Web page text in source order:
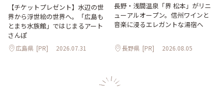
【チケットプレゼント】水辺の世
界から浮世絵の世界へ。「広島も
とまち水族館」ではじまるアート
さんぽ
広島県 [PR] 2026.07.31
長野・浅間温泉「界 松本」がリニ
ューアルオープン。信州ワインと
音楽に浸るエレガントな湯宿へ
長野県 [PR] 2026.08.05